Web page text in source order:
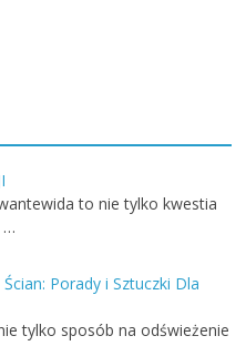
to nie tylko kwestia
…
Porady i Sztuczki Dla
tylko sposób na odświeżenie